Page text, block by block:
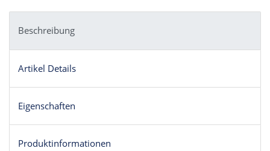
Beschreibung
Artikel Details
Eigenschaften
Produktinformationen